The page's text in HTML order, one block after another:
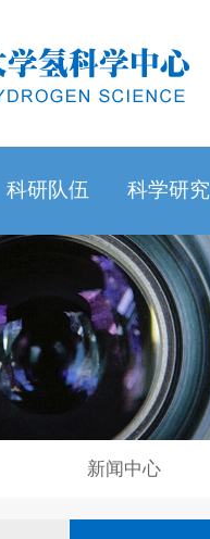
科研队伍 科学研究
新闻中心